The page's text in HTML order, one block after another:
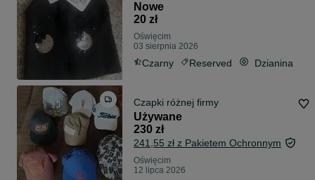
Nowe
20 zł
Oświęcim
03 sierpnia 2026
Czarny Reserved Dzianina
Czapki różnej firmy
Używane
230 zł
241,55 zł z Pakietem Ochronnym
Oświęcim
12 lipca 2026